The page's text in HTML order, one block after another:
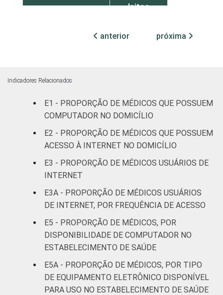
leitos
internação,
classificado
FAIXA ETÁRIA Até 35 anos 75
anos
63
51 anos ou
mais
78
LOCALIZAÇÃO Capital
Interior
Base: 961.299 médicos com acesso a
computador no estabelecimento de saúde.
anterior próxima
Indicadores Relacionados
E1 - PROPORÇÃO DE MÉDICOS QUE POSSUEM
COMPUTADOR NO DOMICÍLIO
E2 - PROPORÇÃO DE MÉDICOS QUE POSSUEM
ACESSO À INTERNET NO DOMICÍLIO
E3 - PROPORÇÃO DE MÉDICOS USUÁRIOS DE
INTERNET
E3A - PROPORÇÃO DE MÉDICOS USUÁRIOS
DE INTERNET, POR FREQUÊNCIA DE ACESSO
E5 - PROPORÇÃO DE MÉDICOS, POR
DISPONIBILIDADE DE COMPUTADOR NO
ESTABELECIMENTO DE SAÚDE
E5A - PROPORÇÃO DE MÉDICOS, POR TIPO
DE EQUIPAMENTO ELETRÔNICO DISPONÍVEL
PARA USO NO ESTABELECIMENTO DE SAÚDE